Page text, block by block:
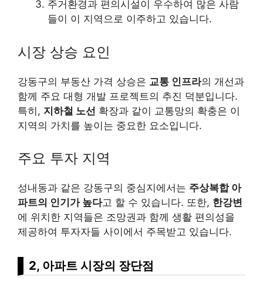
주거환경과 편의시설이 우수하여 많은 사람
들이 이 지역으로 이주하고 있습니다.
시장 상승 요인
강동구의 부동산 가격 상승은 교통 인프라의 개선과
함께 주요 대형 개발 프로젝트의 추진 덕분입니다.
특히, 지하철 노선 확장과 같이 교통망의 확충은 이
지역의 가치를 높이는 중요한 요소입니다.
주요 투자 지역
성내동과 같은 강동구의 중심지에서는 주상복합 아
파트의 인기가 높다고 할 수 있습니다. 또한, 한강변
에 위치한 지역들은 조망권과 함께 생활 편의성을
제공하여 투자자들 사이에서 주목받고 있습니다.
2, 아파트 시장의 장단점